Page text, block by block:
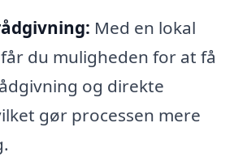
Med en lokal
du muligheden for at få
og direkte
gør processen mere